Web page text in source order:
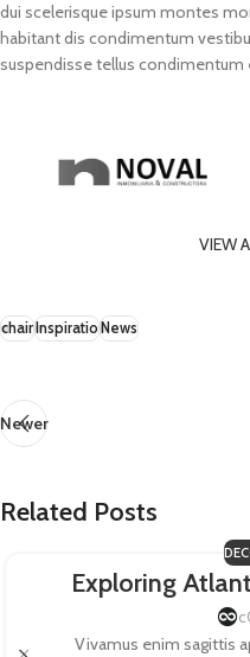
dui scelerisque ipsum montes
habitant dis condimentum
suspendisse tellus condimentum
VIEW
chair Inspiratio News
Newer
Related Posts
Exploring
Vivamus enim sagittis